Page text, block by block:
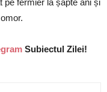
pe fermier la șapte ani și
Subiectul Zilei!